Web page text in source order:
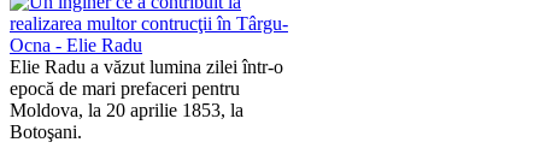
Elie Radu a văzut lumina zilei într-o
epocă de mari prefaceri pentru
Moldova, la 20 aprilie 1853, la
Botoşani.